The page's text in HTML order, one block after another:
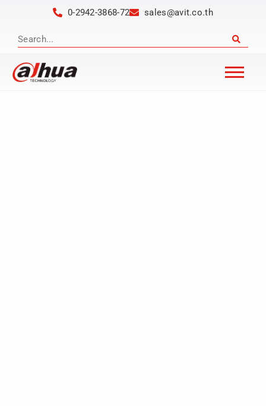
0-2942-3868-72 sales@avit.co.th